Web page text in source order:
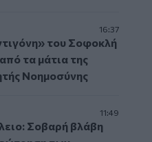
16:37
του Σοφοκλή
τα μάτια της
Νοημοσύνης
11:49
Σοβαρή βλάβη